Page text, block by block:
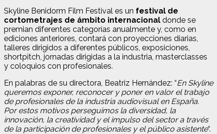
Skyline Benidorm Film Festival es un festival de
cortometrajes de ámbito internacional donde se
premian diferentes categorías anualmente y, como en
ediciones anteriores, contará con proyecciones diarias,
talleres dirigidos a diferentes públicos, exposiciones,
shortpitch, jornadas dirigidas a la industria, masterclasses
y coloquios con profesionales.
En palabras de su directora, Beatriz Hernández: “En Skyline
queremos exponer, reconocer y poner en valor el trabajo
de profesionales de la industria audiovisual en España.
Por estos motivos perseguimos la diversidad, la
innovación, la creatividad y el impulso del sector a través
de la participación de profesionales y el público asistente“.